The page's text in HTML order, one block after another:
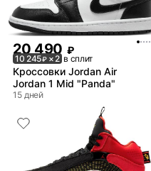
20 490 ₽
10 245₽ × 2 в сплит
Кроссовки Jordan Air
Jordan 1 Mid "Panda"
15 дней